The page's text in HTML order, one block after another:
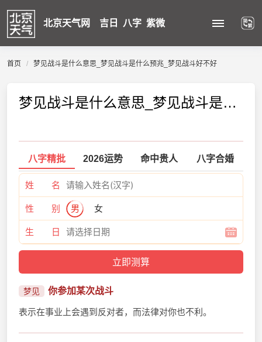
北京天气网 吉日 八字 紫微
首页 梦见战斗是什么意思_梦见战斗是什么预兆_梦见战斗好不好
梦见战斗是什么意思_梦见战斗是什么预兆_梦见战斗好不好
八字精批 2026运势 命中贵人 八字合婚
姓 名
性 别 男 女
生 日
梦见 你参加某次战斗
表示在事业上会遇到反对者，而法律对你也不利。